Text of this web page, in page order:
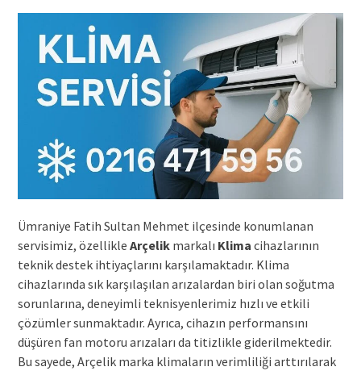
Ümraniye Fatih Sultan Mehmet ilçesinde konumlanan
servisimiz, özellikle Arçelikmarkalı Klima cihazlarının
teknik destek ihtiyaçlarını karşılamaktadır. Klima
cihazlarında sık karşılaşılan arızalardan biri olan soğutma
sorunlarına, deneyimli teknisyenlerimiz hızlı ve etkili
çözümler sunmaktadır. Ayrıca, cihazın performansını
düşüren fan motoru arızaları da titizlikle giderilmektedir.
Bu sayede, Arçelik marka klimaların verimliliği arttırılarak